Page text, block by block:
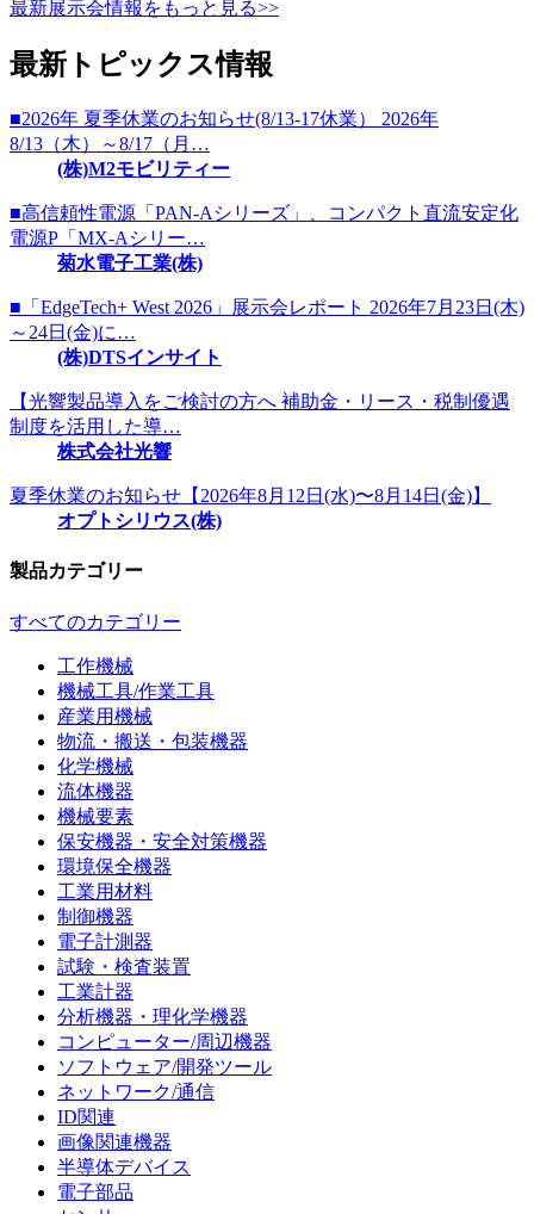
最新展示会情報をもっと見る>>
最新トピックス情報
■2026年 夏季休業のお知らせ(8/13-17休業） 2026年
8/13（木）～8/17（月…
(株)M2モビリティー
■高信頼性電源「PAN-Aシリーズ」、コンパクト直流安定化
電源P「MX-Aシリー…
菊水電子工業(株)
■「EdgeTech+ West 2026」展示会レポート 2026年7月23日(木)
～24日(金)に…
(株)DTSインサイト
【光響製品導入をご検討の方へ 補助金・リース・税制優遇
制度を活用した導…
株式会社光響
夏季休業のお知らせ【2026年8月12日(水)〜8月14日(金)】
オプトシリウス(株)
製品カテゴリー
すべてのカテゴリー
工作機械
機械工具/作業工具
産業用機械
物流・搬送・包装機器
化学機械
流体機器
機械要素
保安機器・安全対策機器
環境保全機器
工業用材料
制御機器
電子計測器
試験・検査装置
工業計器
分析機器・理化学機器
コンピューター/周辺機器
ソフトウェア/開発ツール
ネットワーク/通信
ID関連
画像関連機器
半導体デバイス
電子部品